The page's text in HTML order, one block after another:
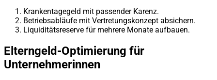
Krankentagegeld mit passender Karenz.
Betriebsabläufe mit Vertretungskonzept absichern.
Liquiditätsreserve für mehrere Monate aufbauen.
Elterngeld-Optimierung für
Unternehmerinnen